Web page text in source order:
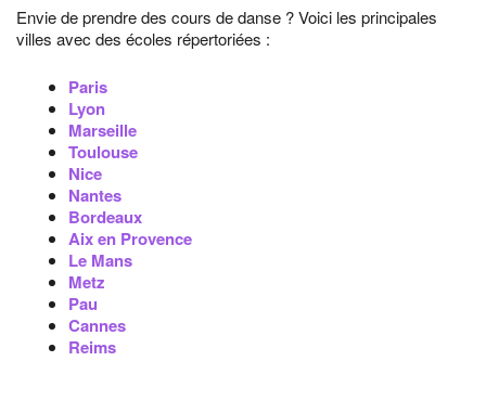
Envie de prendre des cours de danse ? Voici les principales
villes avec des écoles répertoriées :
Paris
Lyon
Marseille
Toulouse
Nice
Nantes
Bordeaux
Aix en Provence
Le Mans
Metz
Pau
Cannes
Reims